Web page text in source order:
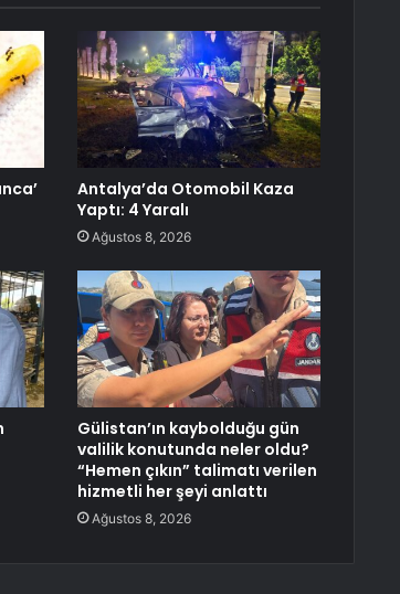
Antalya’da Otomobil Kaza
Yaptı: 4 Yaralı
Ağustos 8, 2026
Gülistan’ın kaybolduğu gün
valilik konutunda neler oldu?
“Hemen çıkın” talimatı verilen
hizmetli her şeyi anlattı
Ağustos 8, 2026